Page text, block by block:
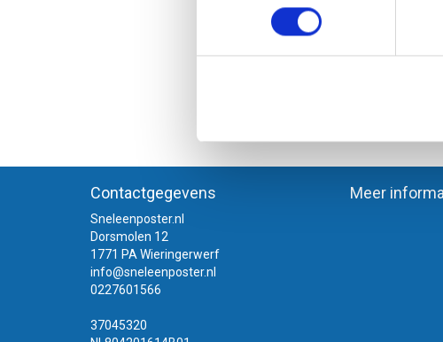
Contactgegevens
Sneleenposter.nl
Dorsmolen 12
1771 PA Wieringerwerf
info@sneleenposter.nl
0227601566
37045320
Meer